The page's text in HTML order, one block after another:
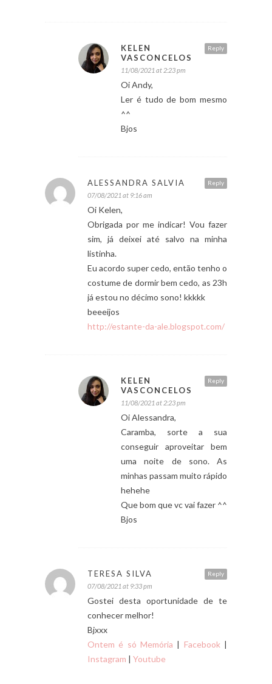
Reply
KELEN
VASCONCELOS
11/08/2021 at 2:23 pm
Oi Andy,
Ler é tudo de bom mesmo
^^
Bjos
Reply
ALESSANDRA SALVIA
07/08/2021 at 9:16 am
Oi Kelen,
Obrigada por me indicar! Vou fazer
sim, já deixei até salvo na minha
listinha.
Eu acordo super cedo, então tenho o
costume de dormir bem cedo, as 23h
já estou no décimo sono! kkkkk
beeeijos
http://estante-da-ale.blogspot.com/
Reply
KELEN
VASCONCELOS
11/08/2021 at 2:23 pm
Oi Alessandra,
Caramba, sorte a sua
conseguir aproveitar bem
uma noite de sono. As
minhas passam muito rápido
hehehe
Que bom que vc vai fazer ^^
Bjos
Reply
TERESA SILVA
07/08/2021 at 9:33 pm
Gostei desta oportunidade de te
conhecer melhor!
Bjxxx
Ontem é só Memória | Facebook|
Instagram | Youtube